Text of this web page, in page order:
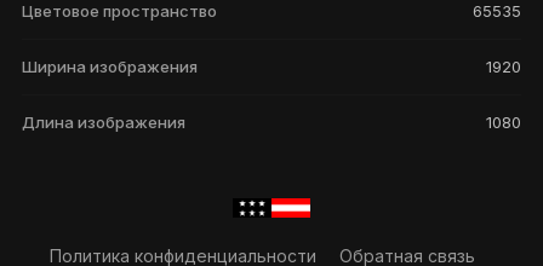
Цветовое пространство 65535
Ширина изображения 1920
Длина изображения 1080
Политика конфиденциальности Обратная связь